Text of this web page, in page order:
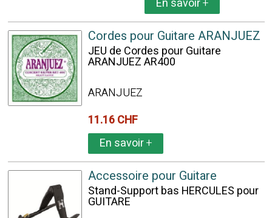
En savoir+
Cordes pour Guitare ARANJUEZ
JEU de Cordes pour Guitare
ARANJUEZ AR400
ARANJUEZ
11.16 CHF
En savoir+
Accessoire pour Guitare
Stand-Support bas HERCULES pour
GUITARE